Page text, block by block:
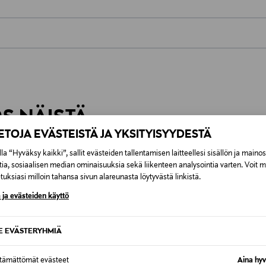
EVÄSTEISTÄ JA YKSITYISYYDESTÄ
“Hyväksy kaikki”, sallit evästeiden tallentamisen laitteellesi sisällön ja
sosiaalisen median ominaisuuksia sekä liikenteen analysointia varten. Voit
milloin tahansa sivun alareunasta löytyvästä linkistä.
ja evästeiden käyttö
EVÄSTERYHMIÄ
evästeet Aina
uute, gluteiini, lanoliini, talkki, urea,
NÄISTÄ